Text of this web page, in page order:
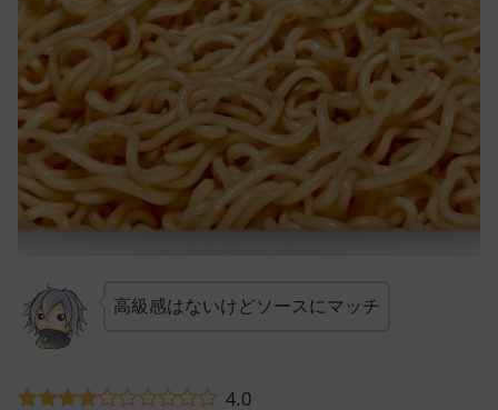
高級感はないけどソースにマッチ
4.0